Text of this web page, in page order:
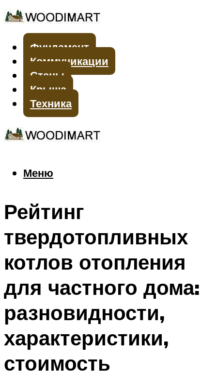
Фундамент
Коммуникации
Стены
Крыша
Техника
Меню
Меню
Рейтинг
твердотопливных
котлов отопления
для частного дома:
разновидности,
характеристики,
стоимость